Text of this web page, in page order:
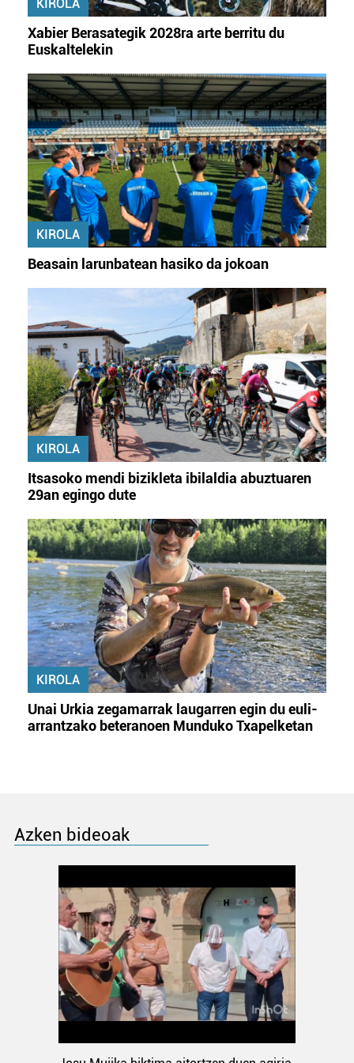
KIROLA
Xabier Berasategik 2028ra arte berritu du
Euskaltelekin
KIROLA
Beasain larunbatean hasiko da jokoan
KIROLA
Itsasoko mendi bizikleta ibilaldia abuztuaren
29an egingo dute
KIROLA
Unai Urkia zegamarrak laugarren egin du euli-
arrantzako beteranoen Munduko Txapelketan
Azken bideoak